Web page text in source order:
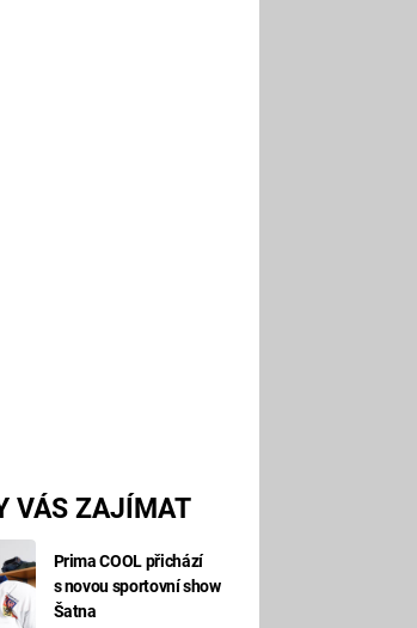
VÁS ZAJÍMAT
Prima COOL přichází
s novou sportovní show
Šatna